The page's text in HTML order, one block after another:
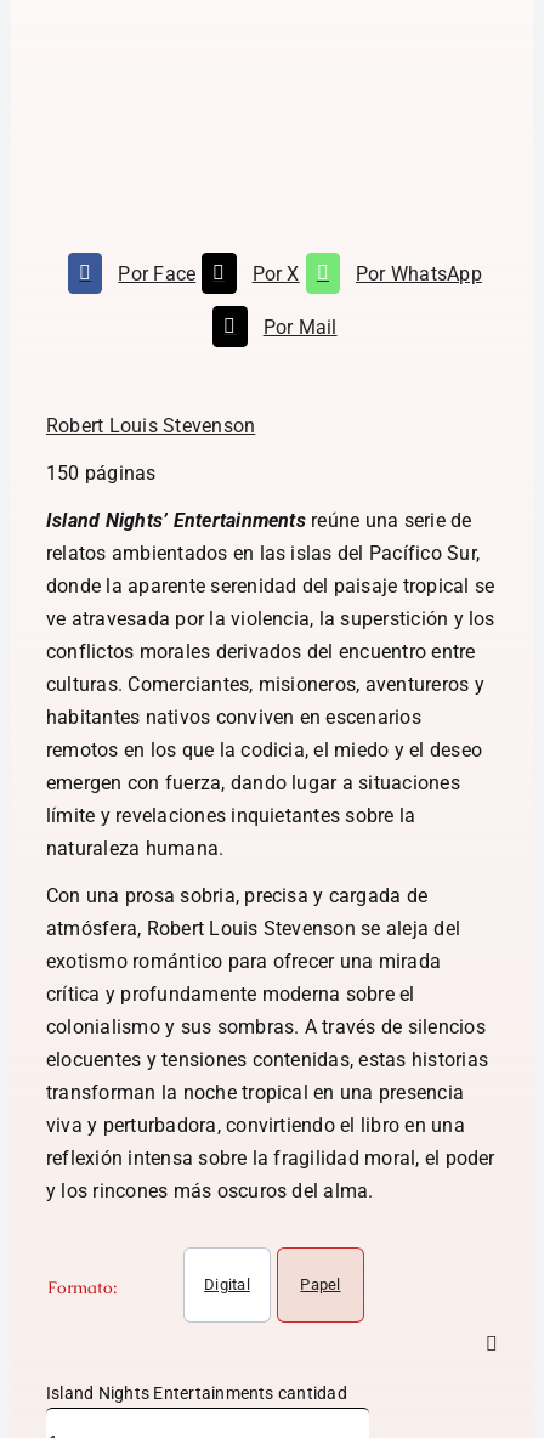
Por Face Por X Por WhatsApp
Por Mail
Robert Louis Stevenson
150 páginas
Island Nights’ Entertainmentsreúne una serie de
relatos ambientados en las islas del Pacífico Sur,
donde la aparente serenidad del paisaje tropical se
ve atravesada por la violencia, la superstición y los
conflictos morales derivados del encuentro entre
culturas. Comerciantes, misioneros, aventureros y
habitantes nativos conviven en escenarios
remotos en los que la codicia, el miedo y el deseo
emergen con fuerza, dando lugar a situaciones
límite y revelaciones inquietantes sobre la
naturaleza humana.
Con una prosa sobria, precisa y cargada de
atmósfera, Robert Louis Stevenson se aleja del
exotismo romántico para ofrecer una mirada
crítica y profundamente moderna sobre el
colonialismo y sus sombras. A través de silencios
elocuentes y tensiones contenidas, estas historias
transforman la noche tropical en una presencia
viva y perturbadora, convirtiendo el libro en una
reflexión intensa sobre la fragilidad moral, el poder
y los rincones más oscuros del alma.
Formato: Digital Papel
Island Nights Entertainments cantidad